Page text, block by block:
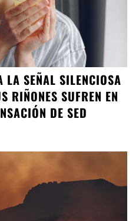
LA SEÑAL SILENCIOSA
RIÑONES SUFREN EN
DE SED